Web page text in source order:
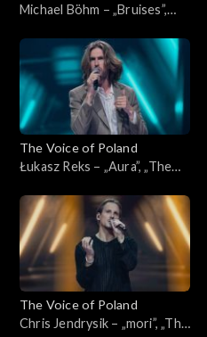
Michael Böhm – „Bruises”,
Nokaut, 1 listopada 2025
The Voice of Poland
Łukasz Reks – „Aura”, „The
listopada 2025
The Voice of Poland
Chris Jendrysik – „mori”, „The